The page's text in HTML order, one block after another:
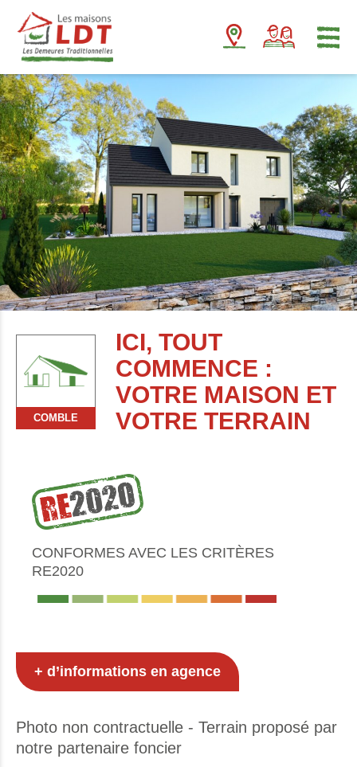
COMBLE
ICI, TOUT
COMMENCE :
VOTRE MAISON ET
VOTRE TERRAIN
CONFORMES AVEC LES CRITÈRES
RE2020
+ d’informations en agence
Photo non contractuelle - Terrain proposé par
notre partenaire foncier